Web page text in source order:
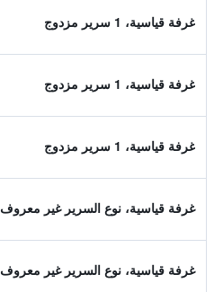
غرفة قياسية، 1 سرير مزدوج
غرفة قياسية، 1 سرير مزدوج
غرفة قياسية، 1 سرير مزدوج
غرفة قياسية، نوع السرير غير معروف
غرفة قياسية، نوع السرير غير معروف